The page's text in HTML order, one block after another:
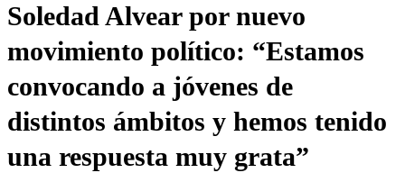
Frecuencias
Agricultura TV
Deportes
Colo Colo
Motor
Seleccion Chilena
Entretención
Noticias
Economía
Vida Social
Publicaciones en medios
Soledad Alvear por nuevo
movimiento político: “Estamos
convocando a jóvenes de
distintos ámbitos y hemos tenido
una respuesta muy grata”